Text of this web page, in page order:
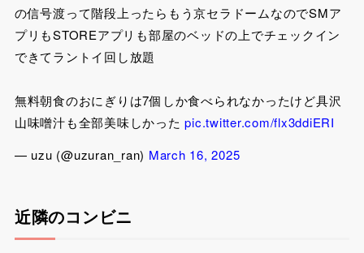
の信号渡って階段上ったらもう京セラドームなのでSMア
プリもSTOREアプリも部屋のベッドの上でチェックイン
できてラントイ回し放題
無料朝食のおにぎりは7個しか食べられなかったけど具沢
山味噌汁も全部美味しかったpic.twitter.com/flx3ddiERI
— uzu (@uzuran_ran) March 16, 2025
近隣のコンビニ